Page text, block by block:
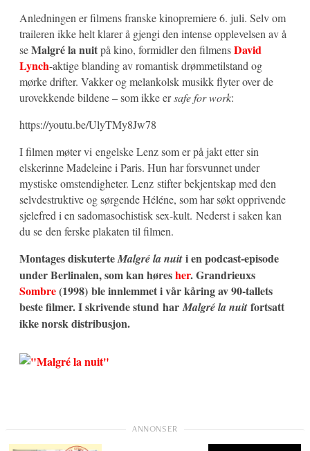
Anledningen er filmens franske kinopremiere 6. juli. Selv om
traileren ikke helt klarer å gjengi den intense opplevelsen av å
seMalgré la nuitpå kino, formidler den filmensDavid
Lynch-aktige blanding av romantisk drømmetilstand og
mørke drifter. Vakker og melankolsk musikk flyter over de
urovekkende bildene – som ikke ersafe for work:
https://youtu.be/UlyTMy8Jw78
I filmen møter vi engelske Lenz som er på jakt etter sin
elskerinne Madeleine i Paris. Hun har forsvunnet under
mystiske omstendigheter. Lenz stifter bekjentskap med den
selvdestruktive og sørgende Héléne, som har søkt opprivende
sjelefred i en sadomasochistisk sex-kult. Nederst i saken kan
du se den ferske plakaten til filmen.
Montages diskuterteMalgré la nuiti en podcast-episode
under Berlinalen, som kan høresher. Grandrieuxs
Sombre(1998) ble innlemmet i vår kåring av 90-tallets
beste filmer. I skrivende stund harMalgré la nuitfortsatt
ikke norsk distribusjon.